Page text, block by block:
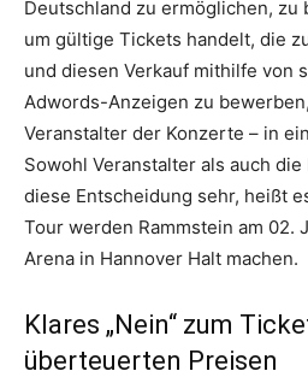
Deutschland zu ermöglichen, zu
um gültige Tickets handelt, die
und diesen Verkauf mithilfe von
Adwords-Anzeigen zu
Veranstalter der Konzerte – in
Sowohl Veranstalter als auch
diese Entscheidung sehr, heißt
Tour werden Rammstein am 02.
Arena in Hannover Halt machen.
Klares „Nein“ zum
überteuerten Preisen